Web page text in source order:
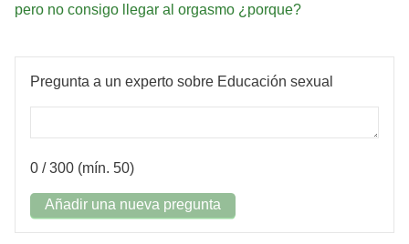
pero no consigo llegar al orgasmo ¿porque?
Pregunta a un experto sobre Educación sexual
0 / 300 (mín. 50)
Añadir una nueva pregunta